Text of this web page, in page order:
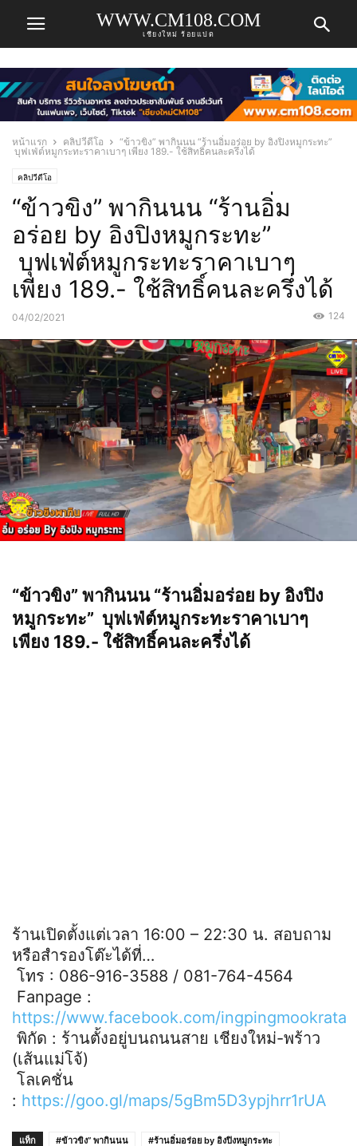
WWW.CM108.COM
เชียงใหม่ ร้อยแปด
หน้าแรก คลิปวีดีโอ
“ข้าวขิง” พากินนน “ร้านอิ่มอร่อย by อิงปิงหมูกระทะ”
บุฟเฟ่ต์หมูกระทะราคาเบาๆ เพียง 189.- ใช้สิทธิ์คนละครึ่งได้
คลิปวีดีโอ
“ข้าวขิง” พากินนน “ร้านอิ่ม
อร่อย by อิงปิงหมูกระทะ”
บุฟเฟ่ต์หมูกระทะราคาเบาๆ
เพียง 189.- ใช้สิทธิ์คนละครึ่งได้
04/02/2021 124
“ข้าวขิง” พากินนน“ร้านอิ่มอร่อย by อิงปิง
หมูกระทะ” บุฟเฟ่ต์หมูกระทะราคาเบาๆ
เพียง 189.- ใช้สิทธิ์คนละครึ่งได้
ร้านเปิดตั้งแต่เวลา 16:00 – 22:30 น. สอบถาม
หรือสำรองโต๊ะได้ที่…
โทร : 086-916-3588 / 081-764-4564
Fanpage :
https://www.facebook.com/ingpingmookrata
พิกัด : ร้านตั้งอยู่บนถนนสาย เชียงใหม่-พร้าว
(เส้นแม่โจ้)
โลเคชั่น
: https://goo.gl/maps/5gBm5D3ypjhrr1rUA
แท็ก #ข้าวขิง” พากินนน #ร้านอิ่มอร่อย by อิงปิงหมูกระทะ